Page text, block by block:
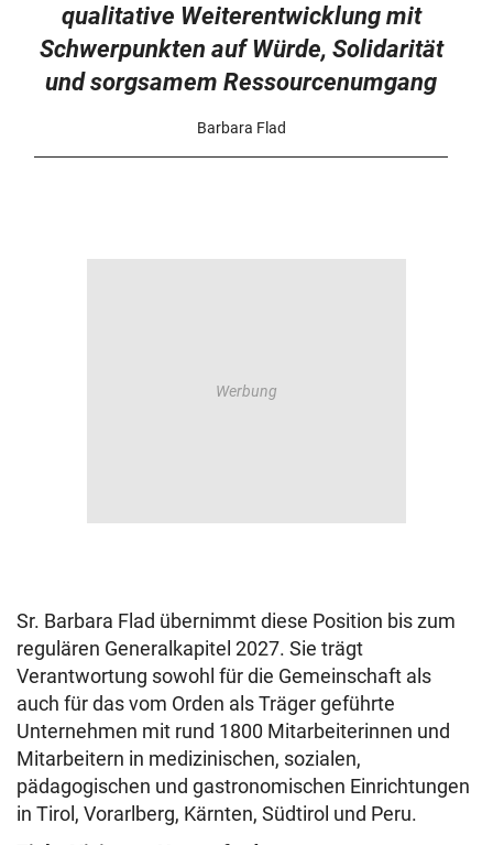
qualitative Weiterentwicklung mit
Schwerpunkten auf Würde, Solidarität
und sorgsamem Ressourcenumgang
Barbara Flad
Sr. Barbara Flad übernimmt diese Position bis zum
regulären Generalkapitel 2027. Sie trägt
Verantwortung sowohl für die Gemeinschaft als
auch für das vom Orden als Träger geführte
Unternehmen mit rund 1800 Mitarbeiterinnen und
Mitarbeitern in medizinischen, sozialen,
pädagogischen und gastronomischen Einrichtungen
in Tirol, Vorarlberg, Kärnten, Südtirol und Peru.